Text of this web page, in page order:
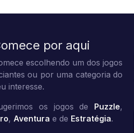
por aqui
escolhendo um dos jogos
ou por uma categoria do
interesse.
os jogos de Puzzle,
, Aventura e de Estratégia.